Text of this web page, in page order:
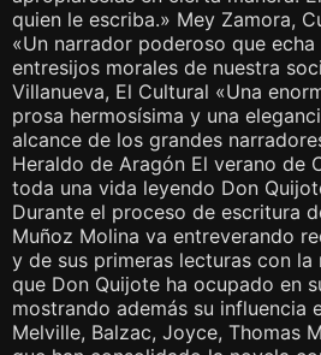
quien le escriba.» Mey Zamora,
«Un narrador poderoso que
entresijos morales de nuestra
Villanueva, El Cultural «Una
prosa hermosísima y una
alcance de los grandes
Heraldo de Aragón El verano de
toda una vida leyendo Don
Durante el proceso de escritura
Muñoz Molina va entreverando
y de sus primeras lecturas con
que Don Quijote ha ocupado en
mostrando además su influencia
Melville, Balzac, Joyce, Thomas